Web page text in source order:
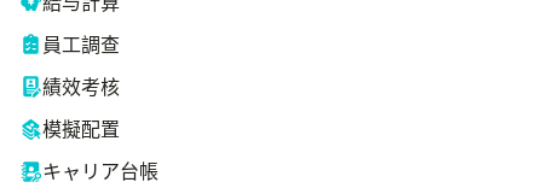
員工調查
績效考核
模擬配置
キャリア台帳